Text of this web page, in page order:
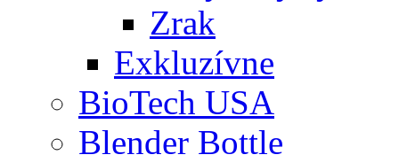
Zrak
Exkluzívne
BioTech USA
Blender Bottle